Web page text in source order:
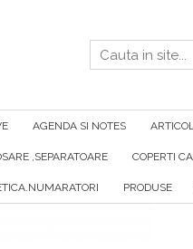
AGENDA SI NOTES
,SEPARATOARE COPERTI
PRODUSE